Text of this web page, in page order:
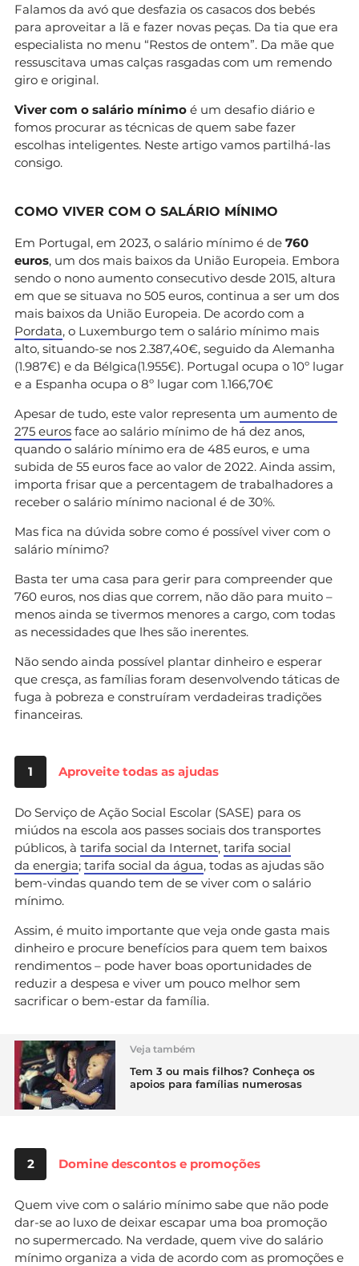
Falamos da avó que desfazia os casacos dos bebés
para aproveitar a lã e fazer novas peças. Da tia que era
especialista no menu “Restos de ontem”. Da mãe que
ressuscitava umas calças rasgadas com um remendo
giro e original.
Viver com o salário mínimo é um desafio diário e
fomos procurar as técnicas de quem sabe fazer
escolhas inteligentes. Neste artigo vamos partilhá-las
consigo.
COMO VIVER COM O SALÁRIO MÍNIMO
Em Portugal, em 2023, o salário mínimo é de 760
euros, um dos mais baixos da União Europeia. Embora
sendo o nono aumento consecutivo desde 2015, altura
em que se situava no 505 euros, continua a ser um dos
mais baixos da União Europeia. De acordo com a
Pordata, o Luxemburgo tem o salário mínimo mais
alto, situando-se nos 2.387,40€, seguido da Alemanha
(1.987€) e da Bélgica(1.955€). Portugal ocupa o 10º lugar
e a Espanha ocupa o 8º lugar com 1.166,70€
Apesar de tudo, este valor representa um aumento de
275 euros face ao salário mínimo de há dez anos,
quando o salário mínimo era de 485 euros, e uma
subida de 55 euros face ao valor de 2022. Ainda assim,
importa frisar que a percentagem de trabalhadores a
receber o salário mínimo nacional é de 30%.
Mas fica na dúvida sobre como é possível viver com o
salário mínimo?
Basta ter uma casa para gerir para compreender que
760 euros, nos dias que correm, não dão para muito –
menos ainda se tivermos menores a cargo, com todas
as necessidades que lhes são inerentes.
Não sendo ainda possível plantar dinheiro e esperar
que cresça, as famílias foram desenvolvendo táticas de
fuga à pobreza e construíram verdadeiras tradições
financeiras.
1 Aproveite todas as ajudas
Do Serviço de Ação Social Escolar (SASE) para os
miúdos na escola aos passes sociais dos transportes
públicos, à tarifa social da Internet, tarifa social
da energia; tarifa social da água, todas as ajudas são
bem-vindas quando tem de se viver com o salário
mínimo.
Assim, é muito importante que veja onde gasta mais
dinheiro e procure benefícios para quem tem baixos
rendimentos – pode haver boas oportunidades de
reduzir a despesa e viver um pouco melhor sem
sacrificar o bem-estar da família.
Veja também
Tem 3 ou mais filhos? Conheça os
apoios para famílias numerosas
2 Domine descontos e promoções
Quem vive com o salário mínimo sabe que não pode
dar-se ao luxo de deixar escapar uma boa promoção
no supermercado. Na verdade, quem vive do salário
mínimo organiza a vida de acordo com as promoções e